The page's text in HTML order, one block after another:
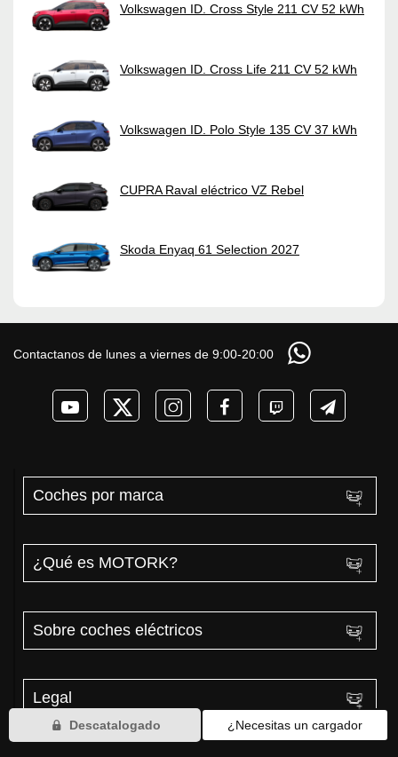
Descatalogado ¿Necesitas un cargador
Volkswagen ID. Cross Style 211 CV 52 kWh
Volkswagen ID. Cross Life 211 CV 52 kWh
Volkswagen ID. Polo Style 135 CV 37 kWh
CUPRA Raval eléctrico VZ Rebel
Skoda Enyaq 61 Selection 2027
Contactanos de lunes a viernes de 9:00-20:00
Coches por marca
¿Qué es MOTORK?
Sobre coches eléctricos
Legal